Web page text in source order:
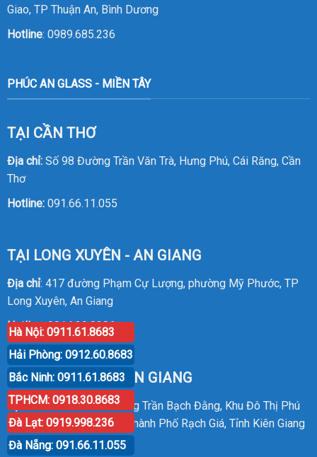
Giao, TP Thuận An, Bình Dương
Hotline: 0989.685.236
PHÚC AN GLASS - MIỀN TÂY
TẠI CẦN THƠ
Địa chỉ:Số 98 Đường Trần Văn Trà, Hưng Phú, Cái Răng, Cần
Thơ
Hotline: 091.66.11.055
TẠI LONG XUYÊN - AN GIANG
Địa chỉ: 417 đường Phạm Cự Lượng, phường Mỹ Phước, TP
Long Xuyên, An Giang
Hotline:0914.20.8386
TẠI RẠCH GIÁ - KIÊN GIANG
Địa chỉ: P30 Căn 07 Đường Trần Bạch Đằng, Khu Đô Thị Phú
Cường, Phường An Hòa, Thành Phố Rạch Giá, Tỉnh Kiên Giang
Hotline:0914.20.8386
Hà Nội: 0911.61.8683
Hải Phòng: 0912.60.8683
Bắc Ninh: 0911.61.8683
TPHCM: 0918.30.8683
Đà Lạt: 0919.998.236
Đà Nẵng: 091.66.11.055